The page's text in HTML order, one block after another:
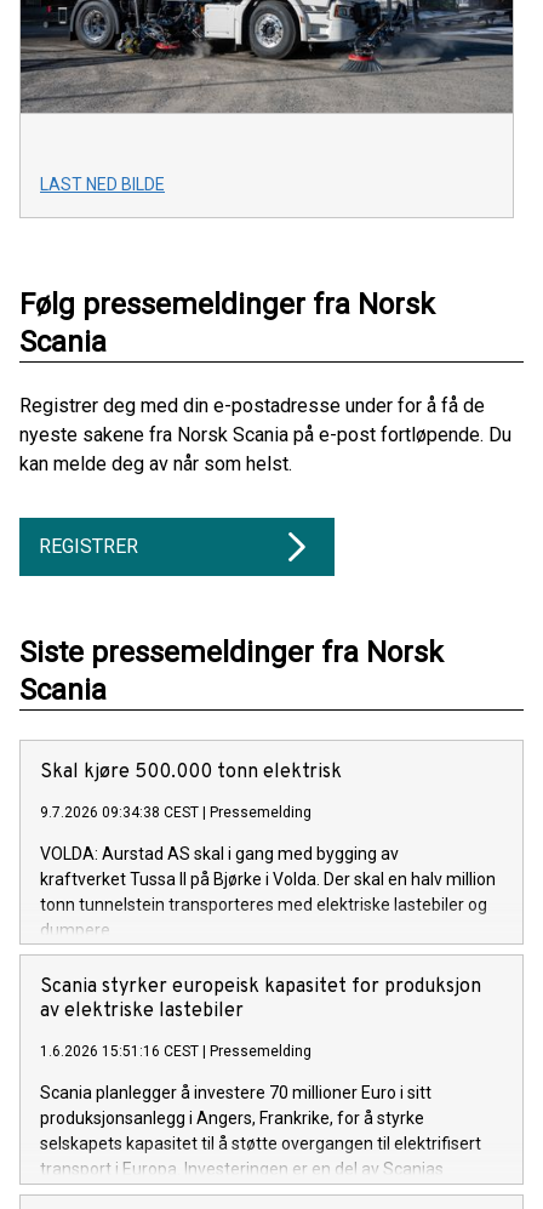
LAST NED BILDE
Følg pressemeldinger fra Norsk
Scania
Registrer deg med din e-postadresse under for å få de
nyeste sakene fra Norsk Scania på e-post fortløpende. Du
kan melde deg av når som helst.
REGISTRER
Siste pressemeldinger fra Norsk
Scania
Skal kjøre 500.000 tonn elektrisk
9.7.2026 09:34:38 CEST Pressemelding
VOLDA: Aurstad AS skal i gang med bygging av
kraftverket Tussa II på Bjørke i Volda. Der skal en halv million
tonn tunnelstein transporteres med elektriske lastebiler og
dumpere.
Scania styrker europeisk kapasitet for produksjon
av elektriske lastebiler
1.6.2026 15:51:16 CEST Pressemelding
Scania planlegger å investere 70 millioner Euro i sitt
produksjonsanlegg i Angers, Frankrike, for å styrke
selskapets kapasitet til å støtte overgangen til elektrifisert
transport i Europa. Investeringen er en del av Scanias
forpliktelse til å drive overgangen mot et bærekraftig